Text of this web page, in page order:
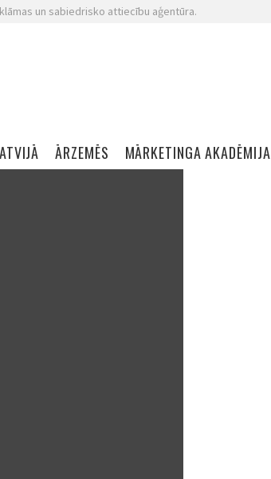
un sabiedrisko attiecību aģentūra.
ĀRZEMĒS MĀRKETINGA AKADĒMIJA